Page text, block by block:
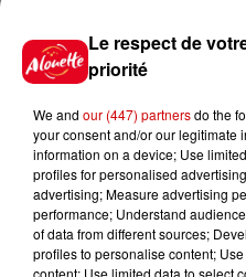
Jeux
Gagnez
festival
à
Le Duel
Le respect de
priorité
We and our (447) partnersdo the
your consent and/or our legitimate
information on a device; Use
profiles for personalised
advertising; Measure advertising
performance; Understand
of data from different sources;
profiles to personalise content;
content; Use limited data to select